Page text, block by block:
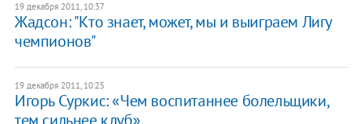
19 декабря 2011, 10:37
Жадсон: "Кто знает, может, мы и выиграем Лигу
чемпионов"
19 декабря 2011, 10:25
Игорь Суркис: «Чем воспитаннее болельщики,